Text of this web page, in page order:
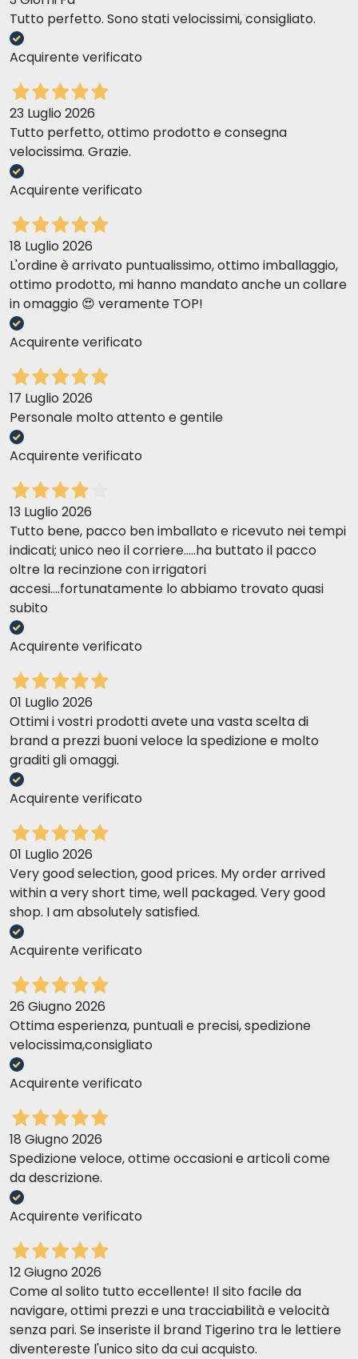
silvia E.
Non mi sono trovata bene, Il pannolino non stà su tende a
scivolare .
Tutto perfetto. Sono stati velocissimi, consigliato.
Acquirente verificato
23 Luglio 2026
Tutto perfetto, ottimo prodotto e consegna
velocissima. Grazie.
Acquirente verificato
18 Luglio 2026
L'ordine è arrivato puntualissimo, ottimo imballaggio,
ottimo prodotto, mi hanno mandato anche un collare
in omaggio 😍 veramente TOP!
Acquirente verificato
17 Luglio 2026
Personale molto attento e gentile
Acquirente verificato
13 Luglio 2026
Tutto bene, pacco ben imballato e ricevuto nei tempi
indicati; unico neo il corriere.....ha buttato il pacco
oltre la recinzione con irrigatori
accesi....fortunatamente lo abbiamo trovato quasi
subito
Acquirente verificato
01 Luglio 2026
Ottimi i vostri prodotti avete una vasta scelta di
brand a prezzi buoni veloce la spedizione e molto
graditi gli omaggi.
Acquirente verificato
01 Luglio 2026
Very good selection, good prices. My order arrived
within a very short time, well packaged. Very good
shop. I am absolutely satisfied.
Acquirente verificato
26 Giugno 2026
Ottima esperienza, puntuali e precisi, spedizione
velocissima,consigliato
Acquirente verificato
18 Giugno 2026
Spedizione veloce, ottime occasioni e articoli come
da descrizione.
Acquirente verificato
12 Giugno 2026
Come al solito tutto eccellente! Il sito facile da
navigare, ottimi prezzi e una tracciabilità e velocità
senza pari. Se inseriste il brand Tigerino tra le lettiere
diventereste l'unico sito da cui acquisto.